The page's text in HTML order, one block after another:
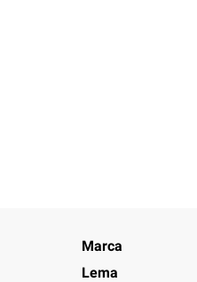
Marca
Lema